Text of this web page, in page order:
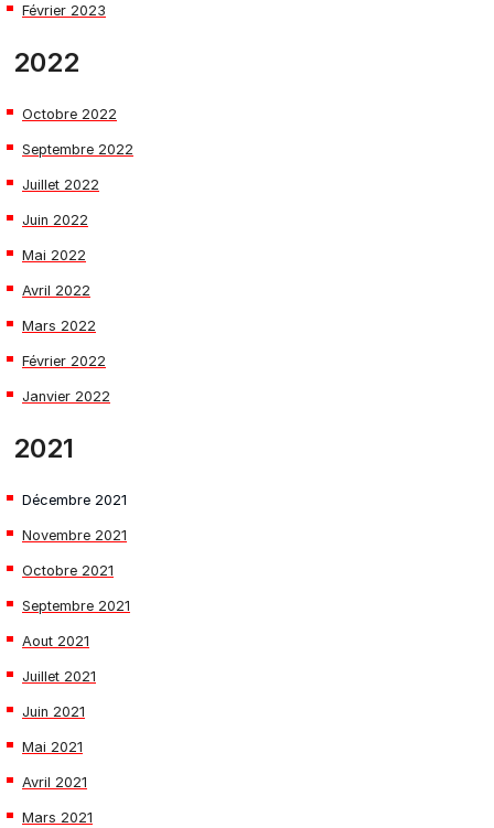
Février 2023
2022
Octobre 2022
Septembre 2022
Juillet 2022
Juin 2022
Mai 2022
Avril 2022
Mars 2022
Février 2022
Janvier 2022
2021
Décembre 2021
Novembre 2021
Octobre 2021
Septembre 2021
Aout 2021
Juillet 2021
Juin 2021
Mai 2021
Avril 2021
Mars 2021